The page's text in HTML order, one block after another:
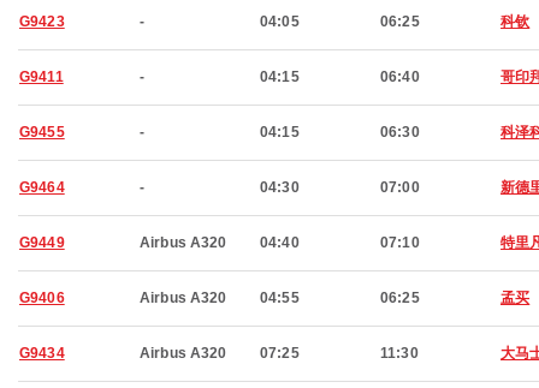
G9423 - 04:05 06:25 科钦
G9411 - 04:15 06:40 哥印
G9455 - 04:15 06:30 科泽
G9464 - 04:30 07:00 新德
G9449 Airbus A320 04:40 07:10 特里
G9406 Airbus A320 04:55 06:25 孟买
G9434 Airbus A320 07:25 11:30 大马